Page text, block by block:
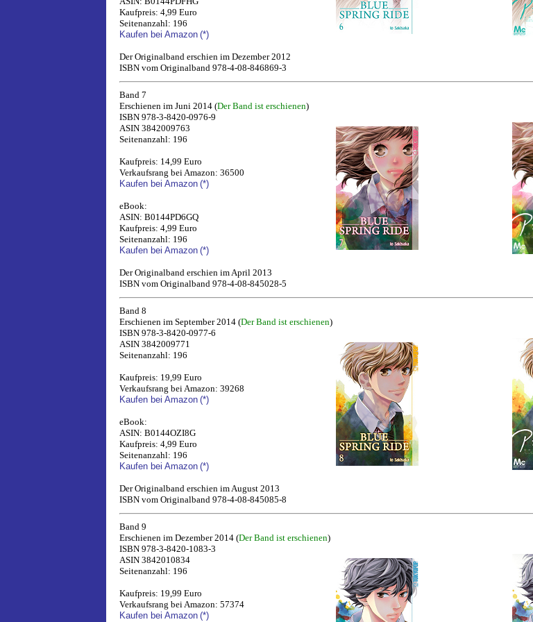
Kaufpreis: 4,99 Euro
Seitenanzahl: 196
Kaufen bei Amazon (*)
Der Originalband erschien im Dezember 2012
ISBN vom Originalband 978-4-08-846869-3
Band 7
Erschienen im Juni 2014 (Der Band ist erschienen)
ISBN 978-3-8420-0976-9
ASIN 3842009763
Seitenanzahl: 196
Kaufpreis: 14,99 Euro
Verkaufsrang bei Amazon: 36500
Kaufen bei Amazon (*)
eBook:
ASIN: B0144PD6GQ
Kaufpreis: 4,99 Euro
Seitenanzahl: 196
Kaufen bei Amazon (*)
Der Originalband erschien im April 2013
ISBN vom Originalband 978-4-08-845028-5
Band 8
Erschienen im September 2014 (Der Band ist erschienen)
ISBN 978-3-8420-0977-6
ASIN 3842009771
Seitenanzahl: 196
Kaufpreis: 19,99 Euro
Verkaufsrang bei Amazon: 39268
Kaufen bei Amazon (*)
eBook:
ASIN: B0144OZI8G
Kaufpreis: 4,99 Euro
Seitenanzahl: 196
Kaufen bei Amazon (*)
Der Originalband erschien im August 2013
ISBN vom Originalband 978-4-08-845085-8
Band 9
Erschienen im Dezember 2014 (Der Band ist erschienen)
ISBN 978-3-8420-1083-3
ASIN 3842010834
Seitenanzahl: 196
Kaufpreis: 19,99 Euro
Verkaufsrang bei Amazon: 57374
Kaufen bei Amazon (*)